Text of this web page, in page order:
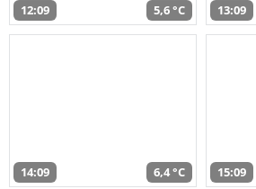
12:09 5,6 °C 13:09
14:09 6,4 °C 15:09